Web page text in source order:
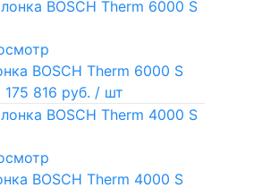
BOSCH Therm 6000 S
175 816 руб. / шт
BOSCH Therm 4000 S